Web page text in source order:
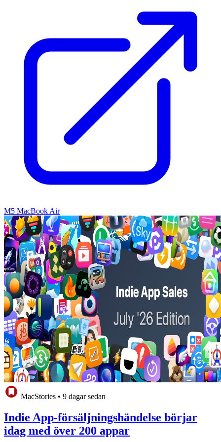
M5 MacBook Air
MacStories • 9 dagar sedan
Indie App-försäljningshändelse börjar
idag med över 200 appar